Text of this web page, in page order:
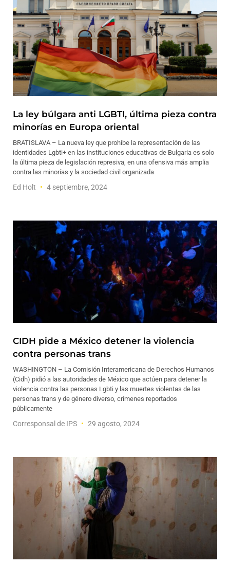
La ley búlgara anti LGBTI, última pieza contra
minorías en Europa oriental
BRATISLAVA – La nueva ley que prohíbe la representación de las
identidades Lgbti+ en las instituciones educativas de Bulgaria es solo
la última pieza de legislación represiva, en una ofensiva más amplia
contra las minorías y la sociedad civil organizada
Ed Holt 4 septiembre, 2024
CIDH pide a México detener la violencia
contra personas trans
WASHINGTON – La Comisión Interamericana de Derechos Humanos
(Cidh) pidió a las autoridades de México que actúen para detener la
violencia contra las personas Lgbti y las muertes violentas de las
personas trans y de género diverso, crímenes reportados
públicamente
Corresponsal de IPS 29 agosto, 2024